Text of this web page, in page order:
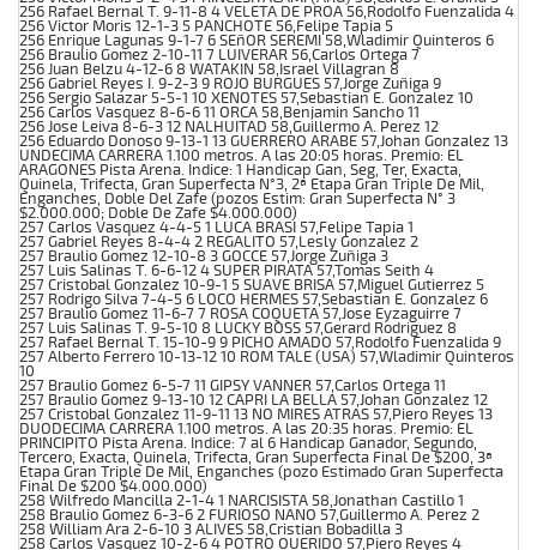
256 Rafael Bernal T. 9-11-8 4 VELETA DE PROA 56,Rodolfo Fuenzalida 4
256 Victor Moris 12-1-3 5 PANCHOTE 56,Felipe Tapia 5
256 Enrique Lagunas 9-1-7 6 SEñOR SEREMI 58,Wladimir Quinteros 6
256 Braulio Gomez 2-10-11 7 LUIVERAR 56,Carlos Ortega 7
256 Juan Belzu 4-12-6 8 WATAKIN 58,Israel Villagran 8
256 Gabriel Reyes I. 9-2-3 9 ROJO BURGUES 57,Jorge Zuñiga 9
256 Sergio Salazar 5-5-1 10 XENOTES 57,Sebastian E. Gonzalez 10
256 Carlos Vasquez 8-6-6 11 ORCA 58,Benjamin Sancho 11
256 Jose Leiva 8-6-3 12 NALHUITAD 58,Guillermo A. Perez 12
256 Eduardo Donoso 9-13-1 13 GUERRERO ARABE 57,Johan Gonzalez 13
UNDECIMA CARRERA 1.100 metros. A las 20:05 horas. Premio: EL
ARAGONES Pista Arena. Indice: 1 Handicap Gan, Seg, Ter, Exacta,
Quinela, Trifecta, Gran Superfecta N°3, 2ª Etapa Gran Triple De Mil,
Enganches, Doble Del Zafe (pozos Estim: Gran Superfecta N° 3
$2.000.000; Doble De Zafe $4.000.000)
257 Carlos Vasquez 4-4-5 1 LUCA BRASI 57,Felipe Tapia 1
257 Gabriel Reyes 8-4-4 2 REGALITO 57,Lesly Gonzalez 2
257 Braulio Gomez 12-10-8 3 GOCCE 57,Jorge Zuñiga 3
257 Luis Salinas T. 6-6-12 4 SUPER PIRATA 57,Tomas Seith 4
257 Cristobal Gonzalez 10-9-1 5 SUAVE BRISA 57,Miguel Gutierrez 5
257 Rodrigo Silva 7-4-5 6 LOCO HERMES 57,Sebastian E. Gonzalez 6
257 Braulio Gomez 11-6-7 7 ROSA COQUETA 57,Jose Eyzaguirre 7
257 Luis Salinas T. 9-5-10 8 LUCKY BOSS 57,Gerard Rodriguez 8
257 Rafael Bernal T. 15-10-9 9 PICHO AMADO 57,Rodolfo Fuenzalida 9
257 Alberto Ferrero 10-13-12 10 ROM TALE (USA) 57,Wladimir Quinteros
10
257 Braulio Gomez 6-5-7 11 GIPSY VANNER 57,Carlos Ortega 11
257 Braulio Gomez 9-13-10 12 CAPRI LA BELLA 57,Johan Gonzalez 12
257 Cristobal Gonzalez 11-9-11 13 NO MIRES ATRAS 57,Piero Reyes 13
DUODECIMA CARRERA 1.100 metros. A las 20:35 horas. Premio: EL
PRINCIPITO Pista Arena. Indice: 7 al 6 Handicap Ganador, Segundo,
Tercero, Exacta, Quinela, Trifecta, Gran Superfecta Final De $200, 3ª
Etapa Gran Triple De Mil, Enganches (pozo Estimado Gran Superfecta
Final De $200 $4.000.000)
258 Wilfredo Mancilla 2-1-4 1 NARCISISTA 58,Jonathan Castillo 1
258 Braulio Gomez 6-3-6 2 FURIOSO NANO 57,Guillermo A. Perez 2
258 William Ara 2-6-10 3 ALIVES 58,Cristian Bobadilla 3
258 Carlos Vasquez 10-2-6 4 POTRO QUERIDO 57,Piero Reyes 4